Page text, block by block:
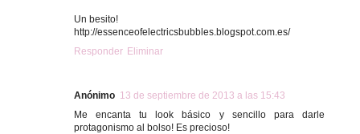
Un besito!
http://essenceofelectricsbubbles.blogspot.com.es/
Responder Eliminar
Anónimo 13 de septiembre de 2013 a las 15:43
Me encanta tu look básico y sencillo para darle
protagonismo al bolso! Es precioso!